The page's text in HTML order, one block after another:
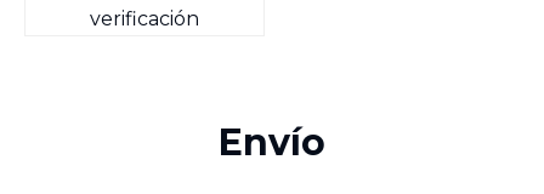
verificación
Envío